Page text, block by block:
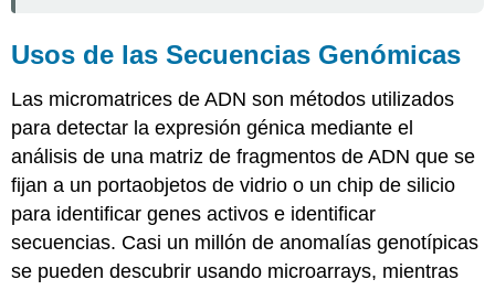
Usos de las Secuencias Genómicas
Las micromatrices de ADN son métodos utilizados
para detectar la expresión génica mediante el
análisis de una matriz de fragmentos de ADN que se
fijan a un portaobjetos de vidrio o un chip de silicio
para identificar genes activos e identificar
secuencias. Casi un millón de anomalías genotípicas
se pueden descubrir usando microarrays, mientras